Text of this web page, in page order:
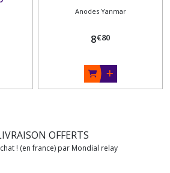
Anodes Yanmar
8€80
OFFERTS
! (en france) par Mondial relay